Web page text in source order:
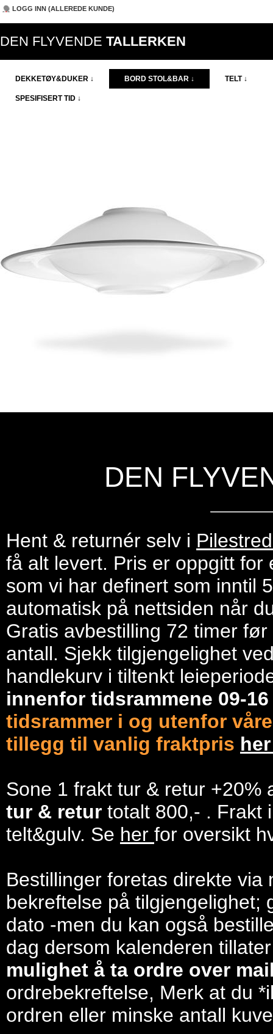
LOGG INN (ALLEREDE KUNDE)
DEN FLYVENDE TALLERKEN
DEKKETØY&DUKER ↓ BORD STOL&BAR ↓ TELT ↓
SPESIFISERT TID ↓
DEN
Hent & returnér selv i
få alt levert. Pris er oppgitt
som vi har definert som inntil
automatisk på nettsiden når
Gratis avbestilling 72 timer
antall. Sjekk tilgjengelighet
handlekurv i tiltenkt
innenfor tidsrammene 09-
tidsrammer i og utenfor
tillegg til vanlig fraktpris
Sone 1 frakt tur & retur +20%
tur & retur totalt 800,- . Frakt
telt&gulv. Se her for oversikt
Bestillinger foretas direkte
bekreftelse på tilgjengelighet;
dato -men du kan også
dag dersom kalenderen
mulighet å ta ordre over
ordrebekreftelse, Merk at du
ordren eller minske antall